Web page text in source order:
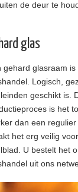
de deur te
glas
gehard glasraam
Logisch,
geschikt is.
is het
dan een
het erg veilig
U bestelt het
uit ons